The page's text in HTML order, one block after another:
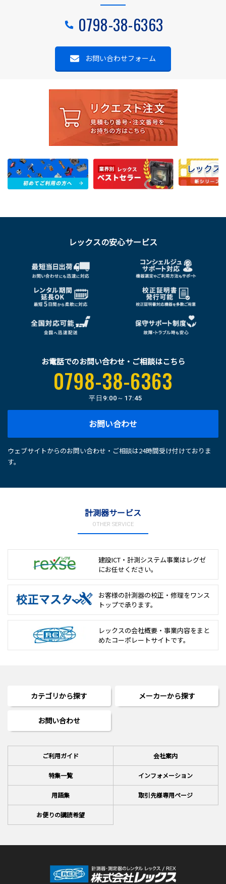
0798-38-6363
お問い合わせフォーム
レックスの安心サービス
お電話でのお問い合わせ・ご相談はこちら
0798-38-6363
平日 9:00～17:45
お問い合わせ
ウェブサイトからのお問い合わせ・ご相談は24時間受け付けておりま
す。
計測器サービス
OTHER SERVICE
建設ICT・計測システム事業は レグゼ
にお任せください。
お客様の計測器の校正・修理をワンス
トップで承ります。
レックスの会社概要・事業内容をまと
めたコーポレートサイトです。
カテゴリから探す メーカーから探す
お問い合わせ
ご利用ガイド 会社案内
特集一覧 インフォメーション
用語集 取引先様専用ページ
お便りの講読希望